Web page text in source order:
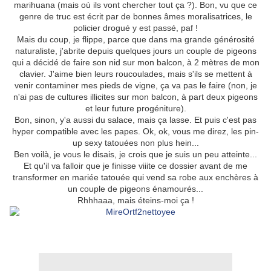
marihuana (mais où ils vont chercher tout ça ?). Bon, vu que ce
genre de truc est écrit par de bonnes âmes moralisatrices, le
policier drogué y est passé, paf !
Mais du coup, je flippe, parce que dans ma grande générosité
naturaliste, j'abrite depuis quelques jours un couple de pigeons
qui a décidé de faire son nid sur mon balcon, à 2 mètres de mon
clavier. J'aime bien leurs roucoulades, mais s'ils se mettent à
venir contaminer mes pieds de vigne, ça va pas le faire (non, je
n'ai pas de cultures illicites sur mon balcon, à part deux pigeons
et leur future progéniture).
Bon, sinon, y'a aussi du salace, mais ça lasse. Et puis c'est pas
hyper compatible avec les papes. Ok, ok, vous me direz, les pin-
up sexy tatouées non plus hein...
Ben voilà, je vous le disais, je crois que je suis un peu atteinte...
Et qu'il va falloir que je finisse viiite ce dossier avant de me
transformer en mariée tatouée qui vend sa robe aux enchères à
un couple de pigeons énamourés...
Rhhhaaa, mais éteins-moi ça !